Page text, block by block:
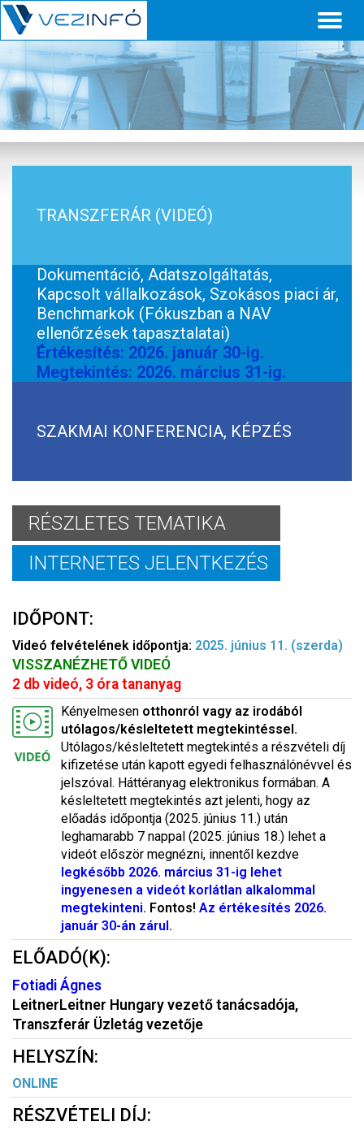
TRANSZFERÁR (VIDEÓ)
Dokumentáció, Adatszolgáltatás,
Kapcsolt vállalkozások, Szokásos piaci ár,
Benchmarkok (Fókuszban a NAV
ellenőrzések tapasztalatai)
Értékesítés: 2026. január 30-ig.
Megtekintés: 2026. március 31-ig.
SZAKMAI KONFERENCIA, KÉPZÉS
RÉSZLETES TEMATIKA
INTERNETES JELENTKEZÉS
IDŐPONT:
Videó felvételének időpontja: 2025. június 11. (szerda)
VISSZANÉZHETŐ VIDEÓ
2 db videó, 3 óra tananyag
Kényelmesen otthonról vagy az irodából
utólagos/késleltetett megtekintéssel.
Utólagos/késleltetett megtekintés a részvételi díj
kifizetése után kapott egyedi felhasználónévvel és
jelszóval. Háttéranyag elektronikus formában. A
késleltetett megtekintés azt jelenti, hogy az
előadás időpontja (2025. június 11.) után
leghamarabb 7 nappal (2025. június 18.) lehet a
videót először megnézni, innentől kezdve
legkésőbb 2026. március 31-ig lehet
ingyenesen a videót korlátlan alkalommal
megtekinteni. Fontos! Az értékesítés 2026.
január 30-án zárul.
ELŐADÓ(K):
Fotiadi Ágnes
LeitnerLeitner Hungary vezető tanácsadója,
Transzferár Üzletág vezetője
HELYSZÍN:
ONLINE
RÉSZVÉTELI DÍJ: